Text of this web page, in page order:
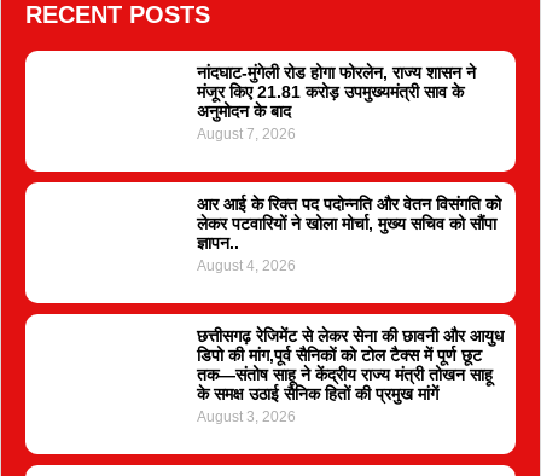
RECENT POSTS
नांदघाट-मुंगेली रोड होगा फोरलेन, राज्य शासन ने
मंजूर किए 21.81 करोड़ उपमुख्यमंत्री साव के
अनुमोदन के बाद
August 7, 2026
आर आई के रिक्त पद पदोन्नति और वेतन विसंगति को
लेकर पटवारियों ने खोला मोर्चा, मुख्य सचिव को सौंपा
ज्ञापन..
August 4, 2026
छत्तीसगढ़ रेजिमेंट से लेकर सेना की छावनी और आयुध
डिपो की मांग,पूर्व सैनिकों को टोल टैक्स में पूर्ण छूट
तक—संतोष साहू ने केंद्रीय राज्य मंत्री तोखन साहू
के समक्ष उठाई सैनिक हितों की प्रमुख मांगें
August 3, 2026